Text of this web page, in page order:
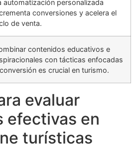
automatización personalizada
conversiones y acelera el
de venta.
contenidos educativos e
con tácticas enfocadas
es crucial en turismo.
evaluar
efectivas en
turísticas